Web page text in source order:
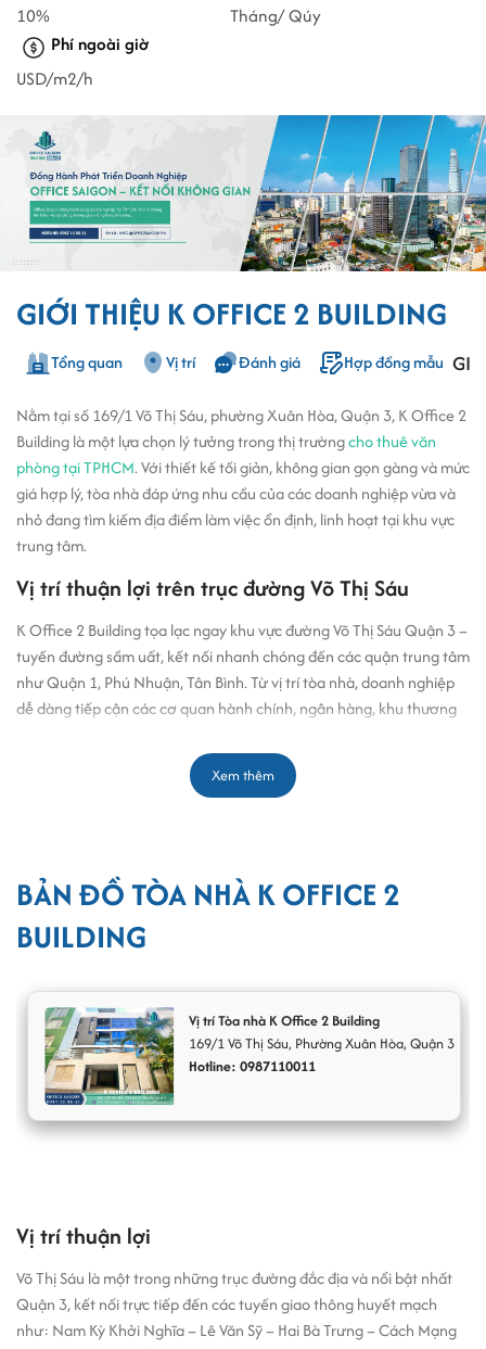
10%
Tháng/ Qúy
Phí ngoài giờ
USD/m2/h
GIỚI THIỆU K OFFICE 2 BUILDING
Tổng quan Vị trí Đánh giá Hợp đồng mẫu
Nằm tại số 169/1 Võ Thị Sáu, phường Xuân Hòa, Quận 3, K Office 2
Building là một lựa chọn lý tưởng trong thị trườngcho thuê văn
phòng tại TPHCM. Với thiết kế tối giản, không gian gọn gàng và mức
giá hợp lý, tòa nhà đáp ứng nhu cầu của các doanh nghiệp vừa và
nhỏ đang tìm kiếm địa điểm làm việc ổn định, linh hoạt tại khu vực
trung tâm.
Vị trí thuận lợi trên trục đường Võ Thị Sáu
K Office 2 Building tọa lạc ngay khu vực đường Võ Thị Sáu Quận 3 –
tuyến đường sầm uất, kết nối nhanh chóng đến các quận trung tâm
như Quận 1, Phú Nhuận, Tân Bình. Từ vị trí tòa nhà, doanh nghiệp
dễ dàng tiếp cận các cơ quan hành chính, ngân hàng, khu thương
5 phút di chuyển đến Hồ Con Rùa, Nhà thờ Đức Bà
10 phút đến Quận 1 qua đường Nam Kỳ Khởi Nghĩa
phòng Quận 3 để tiết kiệm thời gian di chuyển và tối ưu hoạt động
kinh doanh.
Thiết kế và quy mô – Phù hợp doanh nghiệp
vừa và nhỏ
Tòa nhà K Office 2 được xây dựng với kết cấu 4 tầng nổi và 1 tầng
hầm, thiết kế theo phong cách văn phòng tiêu chuẩn, tập trung vào
công năng và tối ưu chi phí vận hành. Không gian bên trong đơn
giản nhưng hiệu quả, dễ dàng bố trí layout làm việc linh hoạt.
Chiều cao trần: 2.0 mét
Hướng tòa nhà: Đông Bắc
Xếp hạng: Văn phòng giá rẻ
Thời gian thuê tối thiểu: 2 năm
Xem thêm
BẢN ĐỒ TÒA NHÀ K OFFICE 2
BUILDING
Vị trí Tòa nhà K Office 2 Building
169/1Võ Thị Sáu, Phường Xuân Hòa, Quận 3
Hotline: 0987110011
Vị trí thuận lợi
Võ Thị Sáu là một trong những trục đường đắc địa và nổi bật nhất
Quận 3, kết nối trực tiếp đến các tuyến giao thông huyết mạch
như: Nam Kỳ Khởi Nghĩa – Lê Văn Sỹ – Hai Bà Trưng – Cách Mạng